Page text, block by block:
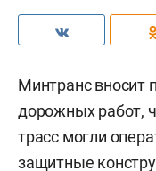
Минтранс вносит
дорожных работ,
трасс могли
защитные